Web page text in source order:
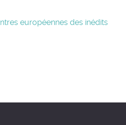
européennes des inédits